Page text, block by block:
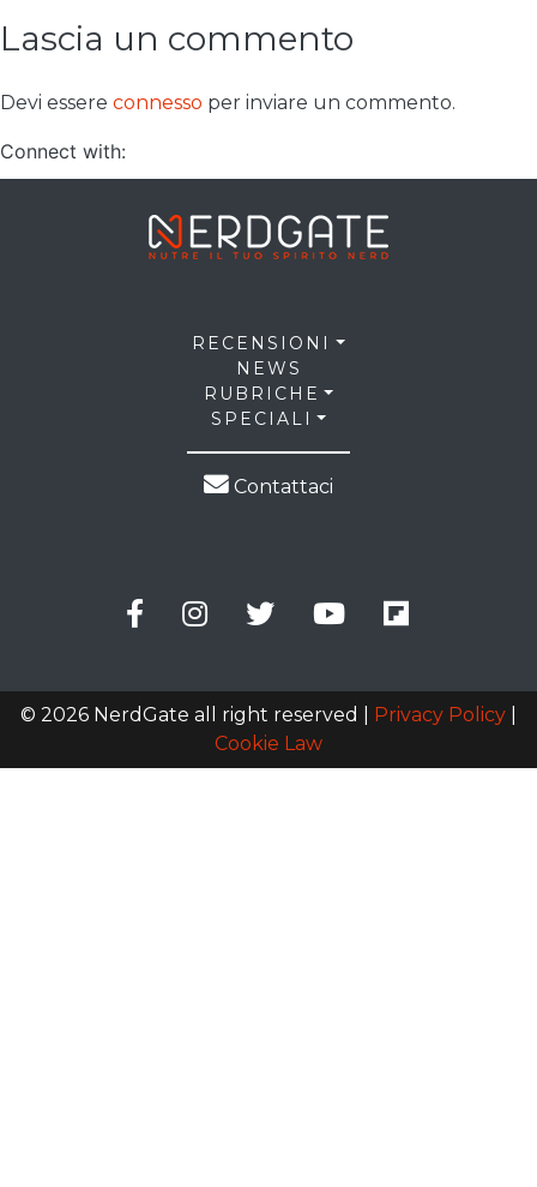
Lascia un commento
Devi essere connesso per inviare un commento.
Connect with:
RECENSIONI
NEWS
RUBRICHE
SPECIALI
Contattaci
© 2026 NerdGate all right reserved | Privacy Policy
Cookie Law